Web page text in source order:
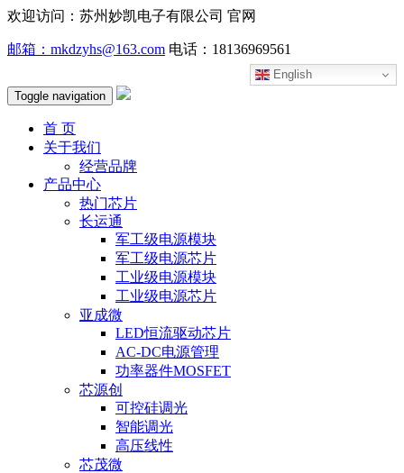
欢迎访问：苏州妙凯电子有限公司 官网
邮箱：mkdzyhs@163.com 电话：18136969561
English
Toggle navigation
首 页
关于我们
经营品牌
产品中心
热门芯片
长运通
军工级电源模块
军工级电源芯片
工业级电源模块
工业级电源芯片
亚成微
LED恒流驱动芯片
AC-DC电源管理
功率器件MOSFET
芯源创
可控硅调光
智能调光
高压线性
芯茂微